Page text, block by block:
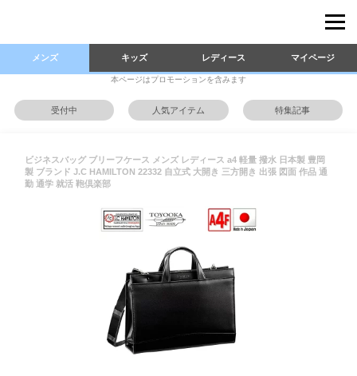
メンズ キッズ レディース マイページ
本ページはプロモーションを含みます
受付中 人気アイテム 特集記事
ビジネスバッグ ブリーフケース メンズ レディース a4 軽量 撥水 日本製 豊岡
製 ブランド J.C HAMILTON 22332 自立式 大開き 三方開き 出張 図面 作品 通
勤 通学 就活 鞄倶楽部